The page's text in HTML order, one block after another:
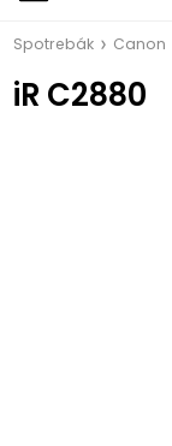
Spotrebák Canon
iR C2880